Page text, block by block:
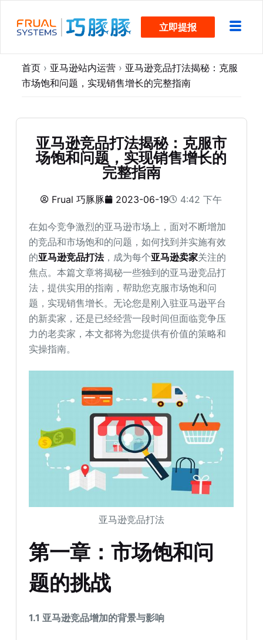
过
立即提报
首页 › 亚马逊站内运营 › 亚马逊竞品打法揭秘：克服
市场饱和问题，实现销售增长的完整指南
亚马逊竞品打法揭秘：克服市
场饱和问题，实现销售增长的
完整指南
Frual 巧豚豚 2023-06-19 4:42 下午
在如今竞争激烈的亚马逊市场上，面对不断增加
的竞品和市场饱和的问题，如何找到并实施有效
的亚马逊竞品打法，成为每个亚马逊卖家关注的
焦点。本篇文章将揭秘一些独到的亚马逊竞品打
法，提供实用的指南，帮助您克服市场饱和问
题，实现销售增长。无论您是刚入驻亚马逊平台
的新卖家，还是已经经营一段时间但面临竞争压
力的老卖家，本文都将为您提供有价值的策略和
实操指南。
亚马逊竞品打法
第一章：市场饱和问
题的挑战
1.1 亚马逊竞品增加的背景与影响